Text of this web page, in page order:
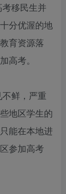
移民生并
分优渥的地
育资源落
高考。
鲜，严重
地区学生的
能在本地进
参加高考